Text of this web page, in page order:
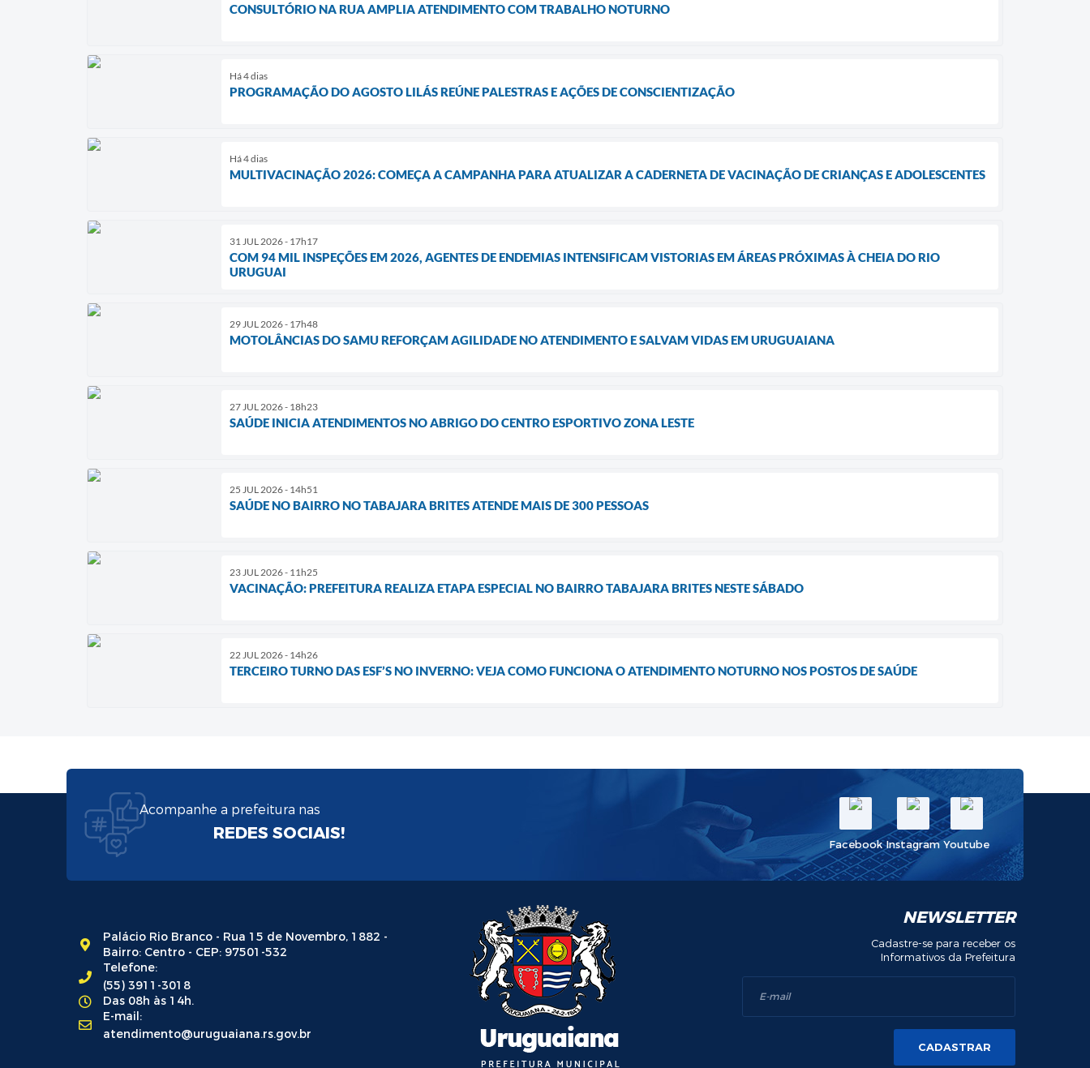
CONSULTÓRIO NA RUA AMPLIA ATENDIMENTO COM TRABALHO NOTURNO
Há 4 dias
PROGRAMAÇÃO DO AGOSTO LILÁS REÚNE PALESTRAS E AÇÕES DE CONSCIENTIZAÇÃO
Há 4 dias
MULTIVACINAÇÃO 2026: COMEÇA A CAMPANHA PARA ATUALIZAR A CADERNETA DE VACINAÇÃO DE CRIANÇAS E ADOLESCENTES
31 JUL 2026 - 17h17
COM 94 MIL INSPEÇÕES EM 2026, AGENTES DE ENDEMIAS INTENSIFICAM VISTORIAS EM ÁREAS PRÓXIMAS À CHEIA DO RIO
URUGUAI
29 JUL 2026 - 17h48
MOTOLÂNCIAS DO SAMU REFORÇAM AGILIDADE NO ATENDIMENTO E SALVAM VIDAS EM URUGUAIANA
27 JUL 2026 - 18h23
SAÚDE INICIA ATENDIMENTOS NO ABRIGO DO CENTRO ESPORTIVO ZONA LESTE
25 JUL 2026 - 14h51
SAÚDE NO BAIRRO NO TABAJARA BRITES ATENDE MAIS DE 300 PESSOAS
23 JUL 2026 - 11h25
VACINAÇÃO: PREFEITURA REALIZA ETAPA ESPECIAL NO BAIRRO TABAJARA BRITES NESTE SÁBADO
22 JUL 2026 - 14h26
TERCEIRO TURNO DAS ESF’S NO INVERNO: VEJA COMO FUNCIONA O ATENDIMENTO NOTURNO NOS POSTOS DE SAÚDE
Acompanhe a prefeitura nas
REDES SOCIAIS!
Facebook Instagram Youtube
Palácio Rio Branco - Rua 15 de Novembro, 1882 -
Bairro: Centro - CEP: 97501-532
Telefone:
(55) 3911-3018
Das 08h às 14h.
E-mail:
atendimento@uruguaiana.rs.gov.br
NEWSLETTER
Cadastre-se para receber os
Informativos da Prefeitura
CADASTRAR